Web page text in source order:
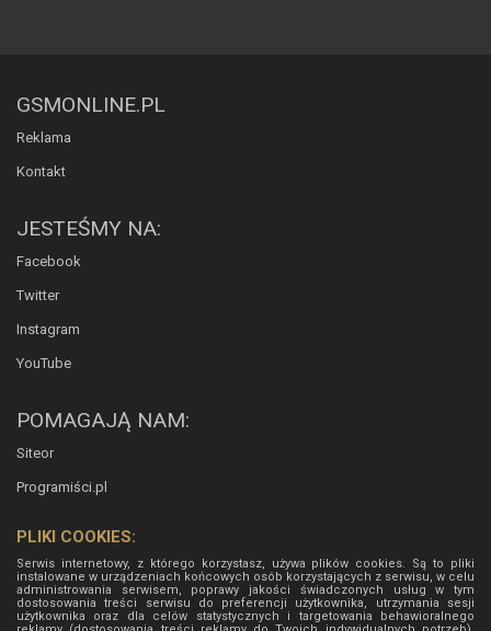
GSMONLINE.PL
Reklama
Kontakt
JESTEŚMY NA:
Facebook
Twitter
Instagram
YouTube
POMAGAJĄ NAM:
Siteor
Programiści.pl
PLIKI COOKIES:
Serwis internetowy, z którego korzystasz, używa plików cookies. Są to pliki
instalowane w urządzeniach końcowych osób korzystających z serwisu, w celu
administrowania serwisem, poprawy jakości świadczonych usług w tym
dostosowania treści serwisu do preferencji użytkownika, utrzymania sesji
użytkownika oraz dla celów statystycznych i targetowania behawioralnego